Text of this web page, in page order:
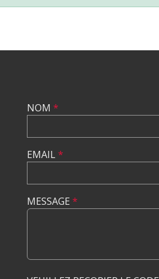
NOM *
EMAIL*
MESSAGE *